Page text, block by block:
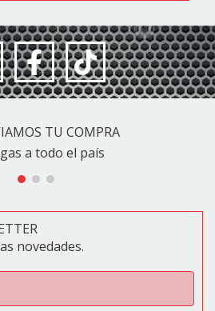
TU COMPRA
a todo el país
novedades.